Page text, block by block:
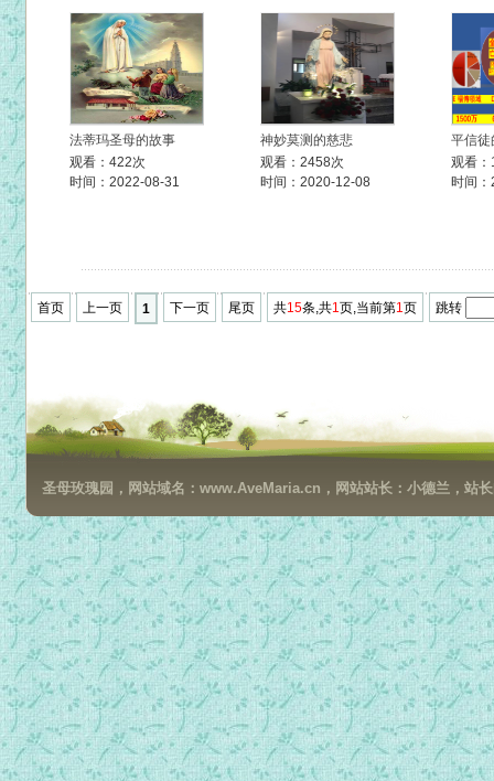
法蒂玛圣母的故事
观看：422次
时间：2022-08-31
神妙莫测的慈悲
观看：2458次
时间：2020-12-08
平信徒
观看
时间
首页 上一页 1 下一页 尾页 共15条,共1页,当前第1页 跳转
圣母玫瑰园，网站域名：www.AveMaria.cn，网站站长：小德兰，